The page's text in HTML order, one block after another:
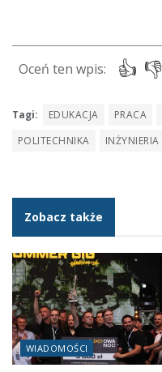
Tagi: EDUKACJA PRACA
POLITECHNIKA
INŻYNIERIA
Zobacz także
WIADOMOŚCI